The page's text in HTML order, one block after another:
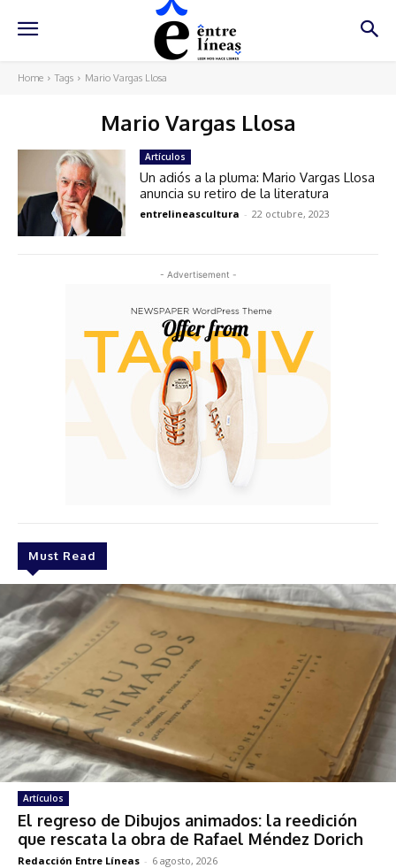
Home Tags Mario Vargas Llosa
Mario Vargas Llosa
- Advertisement -
Must Read
Artículos
El regreso de Dibujos animados: la reedición
que rescata la obra de Rafael Méndez Dorich
Redacción Entre Líneas - 6 agosto, 2026
Artículos
Un adiós a la pluma: Mario Vargas Llosa
anuncia su retiro de la literatura
entrelineascultura - 22 octubre, 2023